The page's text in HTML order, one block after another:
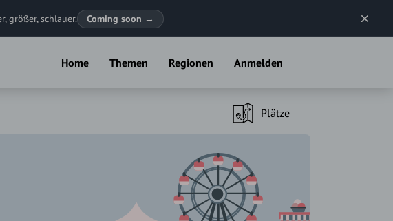
größer, schlauer. Coming soon →
Home Themen Regionen Anmelden
Plätze